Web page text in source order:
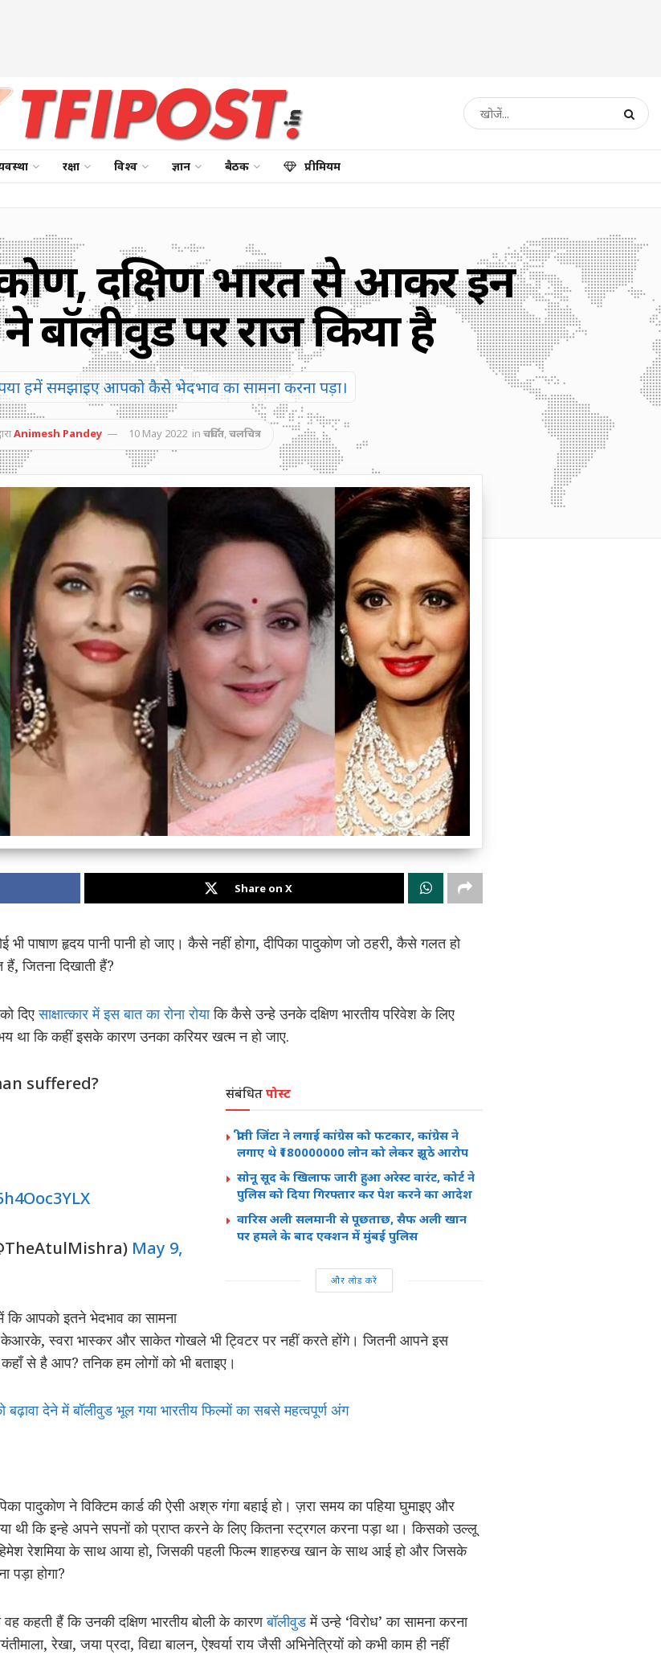
रक्षा विश्व ज्ञान बैठक प्रीमियम
दक्षिण भारत से आकर इन
बॉलीवुड पर राज किया है
हमें समझाइए आपको कैसे भेदभाव का सामना करना पड़ा।
Animesh Pandey 10 May 2022 in चर्चित,चलचित्र
Share on X
पाषाण हृदय पानी पानी हो जाए। कैसे नहीं होगा, दीपिका पादुकोण जो ठहरी, कैसे गलत हो
जितना दिखाती हैं?
दिएसाक्षात्कार में इस बात का रोना रोयाकि कैसे उन्हे उनके दक्षिण भारतीय परिवेश के लिए
था कि कहीं इसके कारण उनका करियर खत्म न हो जाए.
संबंधितपोस्ट
प्रीती जिंटा ने लगाई कांग्रेस को फटकार, कांग्रेस ने
लगाए थे ₹180000000 लोन को लेकर झूठे आरोप
सोनू सूद के खिलाफ जारी हुआ अरेस्ट वारंट, कोर्ट ने
पुलिस को दिया गिरफ्तार कर पेश करने का आदेश
वारिस अली सलमानी से पूछताछ, सैफ अली खान
पर हमले के बाद एक्शन में मुंबई पुलिस
और लोड करें
suffered?
May 9,
आपको इतने भेदभाव का सामना
केआरके, स्वरा भास्कर और साकेत गोखले भी ट्विटर पर नहीं करते होंगे। जितनी आपने इस
से है आप? तनिक हम लोगों को भी बताइए।
देने में बॉलीवुड भूल गया भारतीय फिल्मों का सबसे महत्वपूर्ण अंग
पादुकोण ने विक्टिम कार्ड की ऐसी अश्रु गंगा बहाई हो। ज़रा समय का पहिया घुमाइए और
थी कि इन्हे अपने सपनों को प्राप्त करने के लिए कितना स्ट्रगल करना पड़ा था। किसको उल्लू
रेशमिया के साथ आया हो, जिसकी पहली फिल्म शाहरुख खान के साथ आई हो और जिसके
पड़ा होगा?
कहती हैं कि उनकी दक्षिण भारतीय बोली के कारणबॉलीवुडमें उन्हे ‘विरोध’ का सामना करना
रेखा, जया प्रदा, विद्या बालन, ऐश्वर्या राय जैसी अभिनेत्रियों को कभी काम ही नहीं